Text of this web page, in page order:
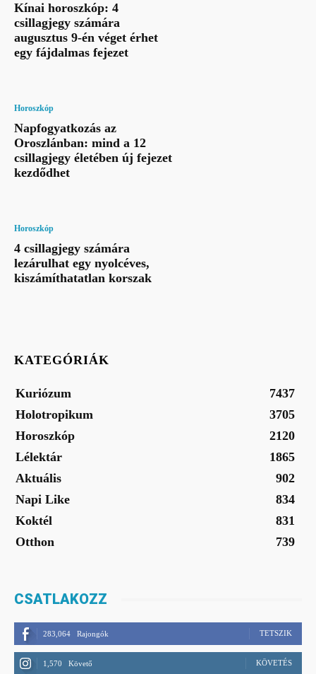
Kínai horoszkóp: 4
csillagjegy számára
augusztus 9-én véget érhet
egy fájdalmas fejezet
Horoszkóp
Napfogyatkozás az
Oroszlánban: mind a 12
csillagjegy életében új fejezet
kezdődhet
Horoszkóp
4 csillagjegy számára
lezárulhat egy nyolcéves,
kiszámíthatatlan korszak
KATEGÓRIÁK
Kuriózum
7437
Holotropikum
3705
Horoszkóp
2120
Lélektár
1865
Aktuális
902
Napi Like
834
Koktél
831
Otthon
739
CSATLAKOZZ
283,064 Rajongók TETSZIK
1,570 Követő KÖVETÉS